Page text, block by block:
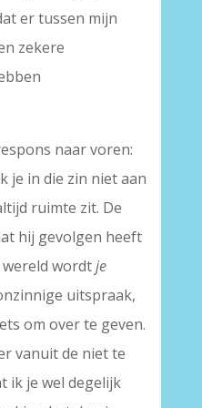
er tussen mijn
zekere
naar voren:
je in die zin niet aan
ruimte zit. De
hij gevolgen heeft
wordtje
uitspraak,
om over te geven.
vanuit de niet te
ik je wel degelijk